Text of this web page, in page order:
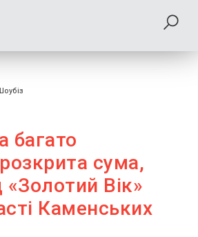
багато
сума,
«Золотий Вік»
Каменських